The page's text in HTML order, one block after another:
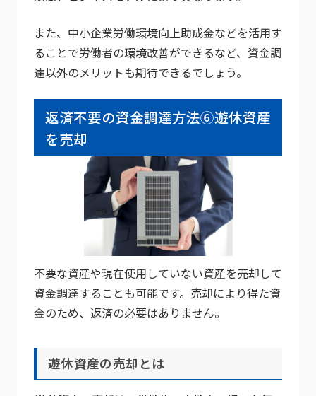
また、中小企業労働環境向上助成金などを活用す
ることで労働者の環境改善ができるなど、資金調
達以外のメリットも期待できるでしょう。
返済不要の資金調達方法⑥遊休資産
を売却
不要な資産や現在使用していない資産を売却して
資金調達することも可能です。売却により得た資
金のため、返済の必要はありません。
遊休資産の売却とは